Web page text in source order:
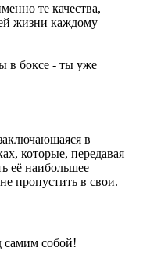
те качества,
жизни каждому
в боксе - ты уже
в
которые, передавая
её наибольшее
пропустить в свои.
самим собой!